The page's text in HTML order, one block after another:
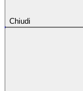
Chiudi